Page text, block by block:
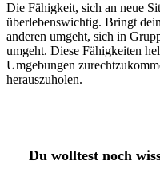
Die Fähigkeit, sich an neue
überlebenswichtig. Bringt
anderen umgeht, sich in
umgeht. Diese Fähigkeiten
Umgebungen
herauszuholen.
Du wolltest noch